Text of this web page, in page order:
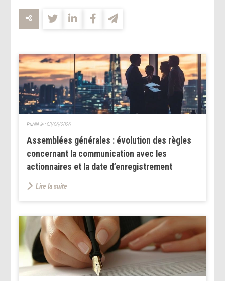
Assemblées générales : évolution des règles
concernant la communication avec les
actionnaires et la date d’enregistrement
Publié le :03/06/2026
Lire la suite